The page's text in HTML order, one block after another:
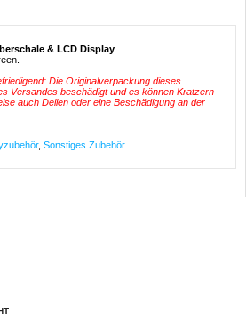
& LCD Display
Die Originalverpackung dieses
Versandes beschädigt und es können Kratzern
auch Dellen oder eine Beschädigung an der
, Sonstiges Zubehör